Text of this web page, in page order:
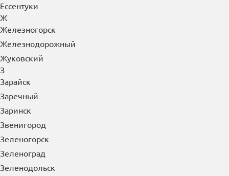
Ессентуки
Ж
Железногорск
Железнодорожный
Жуковский
З
Зарайск
Заречный
Заринск
Звенигород
Зеленогорск
Зеленоград
Зеленодольск